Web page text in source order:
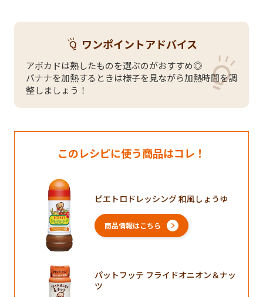
ワンポイントアドバイス
アボカドは熟したものを選ぶのがおすすめ◎
バナナを加熱するときは様子を見ながら加熱時間を調
整しましょう！
このレシピに使う商品はコレ！
ピエトロドレッシング 和風しょうゆ
商品情報はこちら
パットフッテ フライドオニオン＆ナッ
ツ